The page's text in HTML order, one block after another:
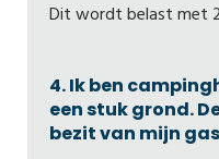
Dit wordt belast met
4. Ik ben
een stuk grond.
bezit van mijn